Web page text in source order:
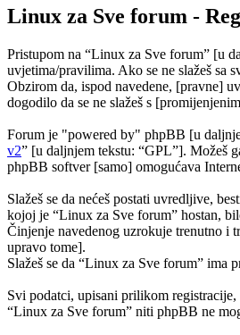
Linux za Sve forum -
Pristupom na “Linux za Sve forum” [u
uvjetima/pravilima. Ako se ne slažeš sa
Obzirom da, ispod navedene, [pravne]
dogodilo da se ne slažeš s
Forum je "powered by" phpBB [u
v2” [u daljnjem tekstu: “GPL”]. Možeš
phpBB softver [samo] omogućava
Slažeš se da nećeš postati uvredljive,
kojoj je “Linux za Sve forum” hostan,
Činjenje navedenog uzrokuje trenutno i
upravo tome].
Slažeš se da “Linux za Sve forum” ima
Svi podatci, upisani prilikom
“Linux za Sve forum” niti phpBB ne